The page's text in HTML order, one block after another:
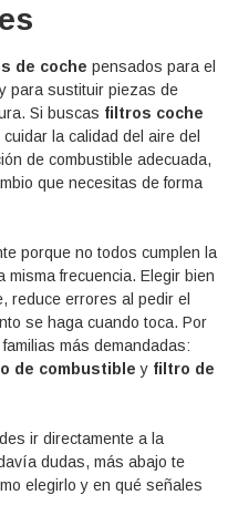
de coche pensados para el
para sustituir piezas de
Si buscas filtros coche
la calidad del aire del
de combustible adecuada,
que necesitas de forma
porque no todos cumplen la
misma frecuencia. Elegir bien
reduce errores al pedir el
se haga cuando toca. Por
más demandadas:
de combustible y filtro de
ir directamente a la
dudas, más abajo te
elegirlo y en qué señales